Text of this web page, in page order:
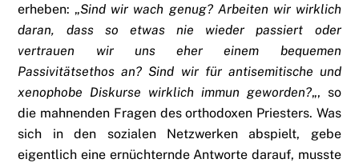
erheben: „Sind wir wach genug? Arbeiten wir wirklich
daran, dass so etwas nie wieder passiert oder
vertrauen wir uns eher einem bequemen
Passivitätsethos an? Sind wir für antisemitische und
xenophobe Diskurse wirklich immun geworden?„, so
die mahnenden Fragen des orthodoxen Priesters. Was
sich in den sozialen Netzwerken abspielt, gebe
eigentlich eine ernüchternde Antworte darauf, musste